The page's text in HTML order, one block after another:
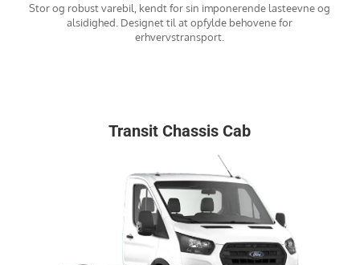
Stor og robust varebil, kendt for sin imponerende lasteevne og
alsidighed. Designet til at opfylde behovene for
erhvervstransport.
Transit Chassis Cab